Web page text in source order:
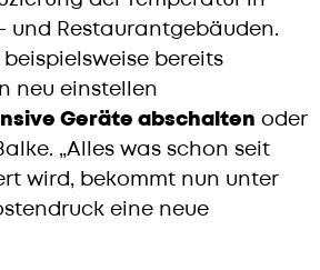
und Restaurantgebäuden.
bereits
neu einstellen
Geräte abschalten oder
„Alles was schon seit
wird, bekommt nun unter
eine neue